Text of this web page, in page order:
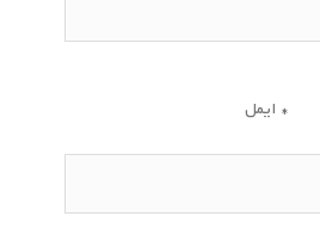
ایمل *